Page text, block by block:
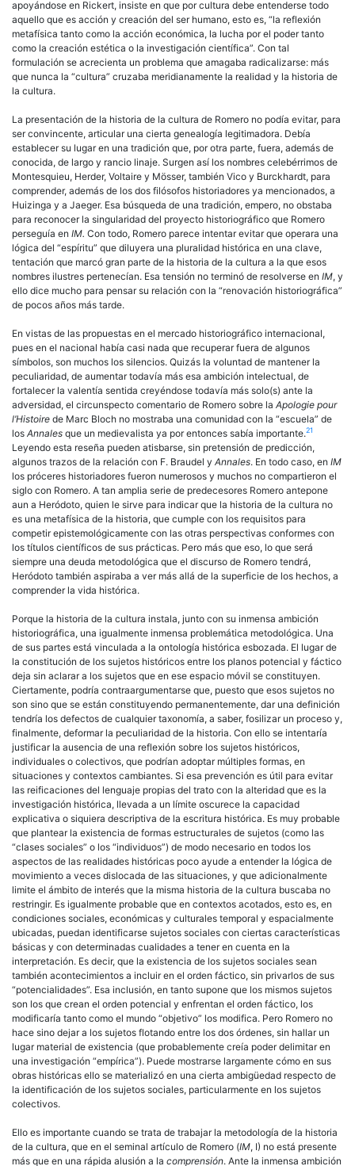
apoyándose en Rickert, insiste en que por cultura debe entenderse todo
aquello que es acción y creación del ser humano, esto es, “la reflexión
metafísica tanto como la acción económica, la lucha por el poder tanto
como la creación estética o la investigación científica”. Con tal
formulación se acrecienta un problema que amagaba radicalizarse: más
que nunca la “cultura” cruzaba meridianamente la realidad y la historia de
la cultura.
La presentación de la historia de la cultura de Romero no podía evitar, para
ser convincente, articular una cierta genealogía legitimadora. Debía
establecer su lugar en una tradición que, por otra parte, fuera, además de
conocida, de largo y rancio linaje. Surgen así los nombres celebérrimos de
Montesquieu, Herder, Voltaire y Mösser, también Vico y Burckhardt, para
comprender, además de los dos filósofos historiadores ya mencionados, a
Huizinga y a Jaeger. Esa búsqueda de una tradición, empero, no obstaba
para reconocer la singularidad del proyecto historiográfico que Romero
perseguía en IM. Con todo, Romero parece intentar evitar que operara una
lógica del “espíritu” que diluyera una pluralidad histórica en una clave,
tentación que marcó gran parte de la historia de la cultura a la que esos
nombres ilustres pertenecían. Esa tensión no terminó de resolverse en IM, y
ello dice mucho para pensar su relación con la “renovación historiográfica”
de pocos años más tarde.
En vistas de las propuestas en el mercado historiográfico internacional,
pues en el nacional había casi nada que recuperar fuera de algunos
símbolos, son muchos los silencios. Quizás la voluntad de mantener la
peculiaridad, de aumentar todavía más esa ambición intelectual, de
fortalecer la valentía sentida creyéndose todavía más solo(s) ante la
adversidad, el circunspecto comentario de Romero sobre la Apologie pour
l’Histoire de Marc Bloch no mostraba una comunidad con la “escuela” de
los Annales que un medievalista ya por entonces sabía importante.21
Leyendo esta reseña pueden atisbarse, sin pretensión de predicción,
algunos trazos de la relación con F. Braudel y Annales. En todo caso, en IM
los próceres historiadores fueron numerosos y muchos no compartieron el
siglo con Romero. A tan amplia serie de predecesores Romero antepone
aun a Heródoto, quien le sirve para indicar que la historia de la cultura no
es una metafísica de la historia, que cumple con los requisitos para
competir epistemológicamente con las otras perspectivas conformes con
los títulos científicos de sus prácticas. Pero más que eso, lo que será
siempre una deuda metodológica que el discurso de Romero tendrá,
Heródoto también aspiraba a ver más allá de la superficie de los hechos, a
comprender la vida histórica.
Porque la historia de la cultura instala, junto con su inmensa ambición
historiográfica, una igualmente inmensa problemática metodológica. Una
de sus partes está vinculada a la ontología histórica esbozada. El lugar de
la constitución de los sujetos históricos entre los planos potencial y fáctico
deja sin aclarar a los sujetos que en ese espacio móvil se constituyen.
Ciertamente, podría contraargumentarse que, puesto que esos sujetos no
son sino que se están constituyendo permanentemente, dar una definición
tendría los defectos de cualquier taxonomía, a saber, fosilizar un proceso y,
finalmente, deformar la peculiaridad de la historia. Con ello se intentaría
justificar la ausencia de una reflexión sobre los sujetos históricos,
individuales o colectivos, que podrían adoptar múltiples formas, en
situaciones y contextos cambiantes. Si esa prevención es útil para evitar
las reificaciones del lenguaje propias del trato con la alteridad que es la
investigación histórica, llevada a un límite oscurece la capacidad
explicativa o siquiera descriptiva de la escritura histórica. Es muy probable
que plantear la existencia de formas estructurales de sujetos (como las
“clases sociales” o los “individuos”) de modo necesario en todos los
aspectos de las realidades históricas poco ayude a entender la lógica de
movimiento a veces dislocada de las situaciones, y que adicionalmente
limite el ámbito de interés que la misma historia de la cultura buscaba no
restringir. Es igualmente probable que en contextos acotados, esto es, en
condiciones sociales, económicas y culturales temporal y espacialmente
ubicadas, puedan identificarse sujetos sociales con ciertas características
básicas y con determinadas cualidades a tener en cuenta en la
interpretación. Es decir, que la existencia de los sujetos sociales sean
también acontecimientos a incluir en el orden fáctico, sin privarlos de sus
“potencialidades”. Esa inclusión, en tanto supone que los mismos sujetos
son los que crean el orden potencial y enfrentan el orden fáctico, los
modificaría tanto como el mundo “objetivo” los modifica. Pero Romero no
hace sino dejar a los sujetos flotando entre los dos órdenes, sin hallar un
lugar material de existencia (que probablemente creía poder delimitar en
una investigación “empírica”). Puede mostrarse largamente cómo en sus
obras históricas ello se materializó en una cierta ambigüedad respecto de
la identificación de los sujetos sociales, particularmente en los sujetos
colectivos.
Ello es importante cuando se trata de trabajar la metodología de la historia
de la cultura, que en el seminal artículo de Romero (IM, I) no está presente
más que en una rápida alusión a la comprensión. Ante la inmensa ambición